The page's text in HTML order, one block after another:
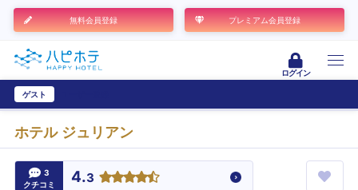
無料会員登録 プレミアム会員登録
ログイン
ゲスト
ホテル ジュリアン
3
クチコミ
4.3